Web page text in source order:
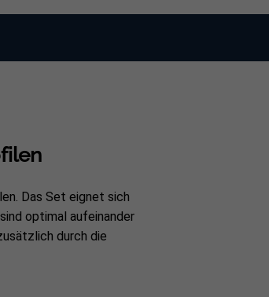
Das Set eignet sich
optimal aufeinander
durch die